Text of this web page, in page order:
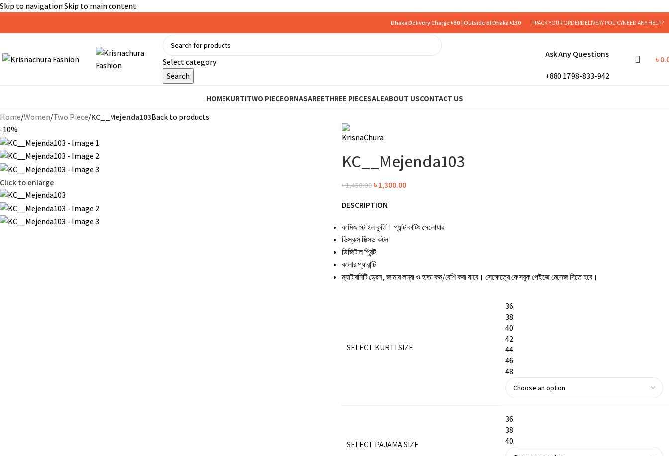
Skip to navigationSkip to main content
Dhaka Delivery Charge ৳80 | Outside of Dhaka ৳130 TRACK YOUR ORDERDELIVERY POLICYNEED ANY HELP?
Select category
Search
Ask Any Questions
+880 1798-833-942
৳
HOMEKURTITWO PIECEORNASAREETHREE PIECESALEABOUT USCONTACT US
Home/Women/Two Piece/KC__Mejenda103Back to products
-10%
Click to enlarge
KC__Mejenda103
৳1,450.00৳1,300.00
DESCRIPTION
কামিজ স্টাইল কুর্তি। প্যান্ট কাটিং সেলোয়ার
ভিস্কস মিক্সড কটন
ডিজিটাল প্রিন্ট
কালার গ্যারান্টি
ম্যাটারনিটি ড্রেস, জামার লম্বা ও হাতা কম/বেশি করা যাবে। সেক্ষেত্রে ফেসবুক পেইজে মেসেজ দিতে হবে।
SELECT KURTI SIZE
36
38
40
42
44
46
48
SELECT PAJAMA SIZE
36
38
40